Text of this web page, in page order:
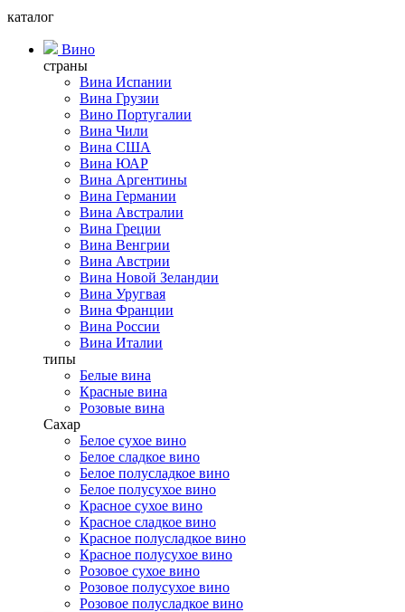
каталог
Вино
страны
Вина Испании
Вина Грузии
Вино Португалии
Вина Чили
Вина США
Вина ЮАР
Вина Аргентины
Вина Германии
Вина Австралии
Вина Греции
Вина Венгрии
Вина Австрии
Вина Новой Зеландии
Вина Уругвая
Вина Франции
Вина России
Вина Италии
типы
Белые вина
Красные вина
Розовые вина
Сахар
Белое сухое вино
Белое сладкое вино
Белое полусладкое вино
Белое полусухое вино
Красное сухое вино
Красное сладкое вино
Красное полусладкое вино
Красное полусухое вино
Розовое сухое вино
Розовое полусухое вино
Розовое полусладкое вино